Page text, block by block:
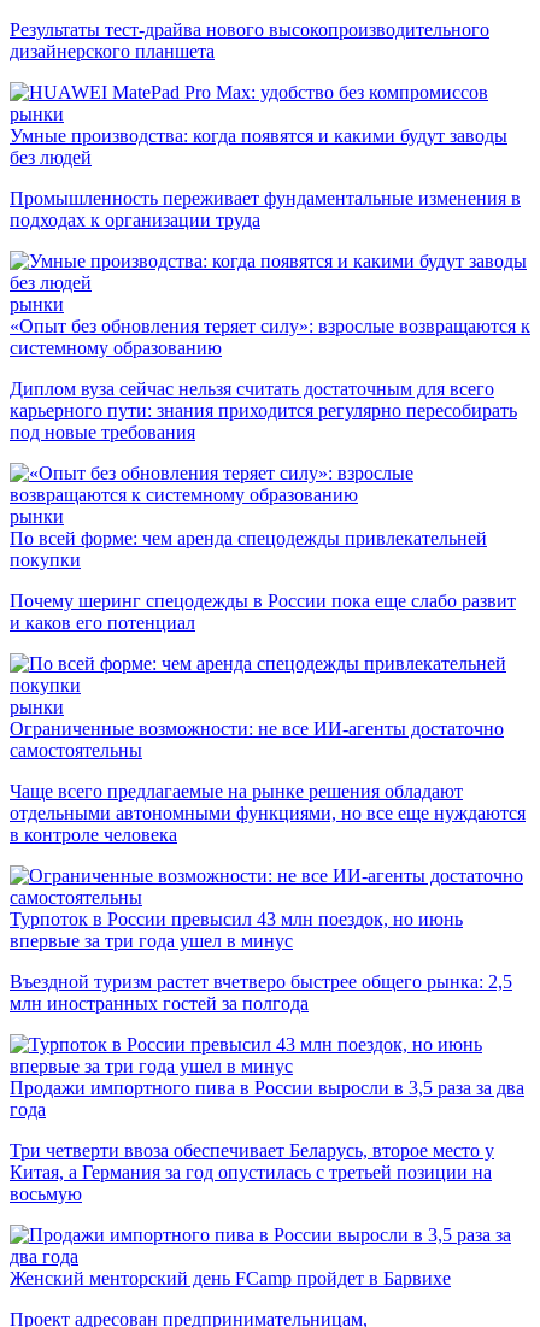
Результаты тест-драйва нового высокопроизводительного
дизайнерского планшета
рынки
Умные производства: когда появятся и какими будут заводы
без людей
Промышленность переживает фундаментальные изменения в
подходах к организации труда
рынки
«Опыт без обновления теряет силу»: взрослые возвращаются к
системному образованию
Диплом вуза сейчас нельзя считать достаточным для всего
карьерного пути: знания приходится регулярно пересобирать
под новые требования
рынки
По всей форме: чем аренда спецодежды привлекательней
покупки
Почему шеринг спецодежды в России пока еще слабо развит
и каков его потенциал
рынки
Ограниченные возможности: не все ИИ-агенты достаточно
самостоятельны
Чаще всего предлагаемые на рынке решения обладают
отдельными автономными функциями, но все еще нуждаются
в контроле человека
Турпоток в России превысил 43 млн поездок, но июнь
впервые за три года ушел в минус
Въездной туризм растет вчетверо быстрее общего рынка: 2,5
млн иностранных гостей за полгода
Продажи импортного пива в России выросли в 3,5 раза за два
года
Три четверти ввоза обеспечивает Беларусь, второе место у
Китая, а Германия за год опустилась с третьей позиции на
восьмую
Женский менторский день FCamp пройдет в Барвихе
Проект адресован предпринимательницам,